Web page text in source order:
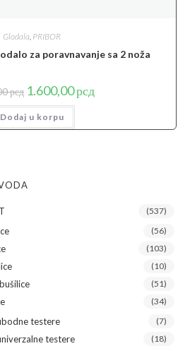
Glodala PRIBOR
za poravnavanje sa 2 noža
рсд Originalna
cena
je
bila:
1.850,00 рсд.
1.600,00рсдTrenutna
cena
Dodaj u korpu
(537)
(56)
(103)
(10)
(51)
(34)
testere (7)
testere (18)